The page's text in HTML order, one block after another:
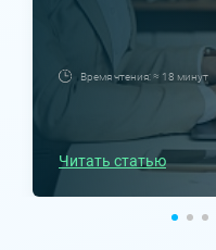
Время чтения: ≈ 18 минут
Читать статью